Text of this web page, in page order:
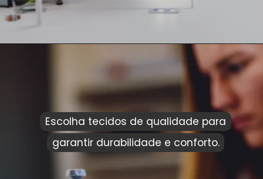
Escolha tecidos de qualidade para
garantir durabilidade e conforto.
Escolha tecidos de qualidade para
garantir durabilidade e conforto.